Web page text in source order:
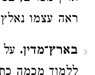
ראה עצמו
3 בארץ־מדין.